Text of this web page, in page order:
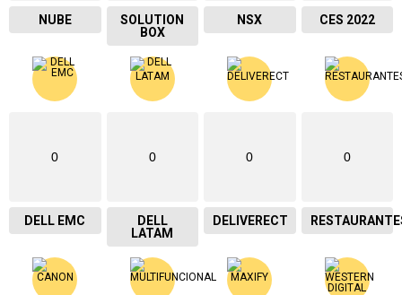
NUBE
SOLUTION
BOX
NSX CES 2022
0
DELL EMC
0
DELL
LATAM
0
DELIVERECT
0